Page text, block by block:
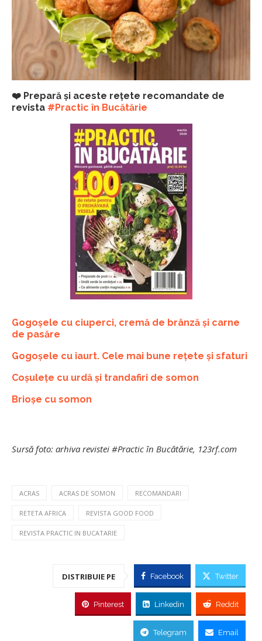
❤️ Prepară și aceste rețete recomandate de
revista #Practic în Bucătărie
Gogoșele cu ciuperci, cremă de brânză și carne
de pasăre
Gogoșele cu iaurt. Cele mai bune rețete și sfaturi
Coșulețe cu urdă și trandafiri de somon
Brioșe cu somon
Sursă foto: arhiva revistei #Practic în Bucătărie, 123rf.com
ACRAS ACRAS DE SOMON RECOMANDARI
RETETA AFRICA REVISTA GOOD FOOD
REVISTA PRACTIC IN BUCATARIE
DISTRIBUIE PE Facebook Twitter
Pinterest Linkedin Reddit
Telegram Email